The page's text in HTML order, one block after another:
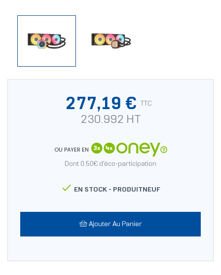
277,19 € TTC
230.992 HT
OU PAYER EN
Dont 0.50€ d'éco-participation
 EN STOCK - PRODUITNEUF
Ajouter Au Panier